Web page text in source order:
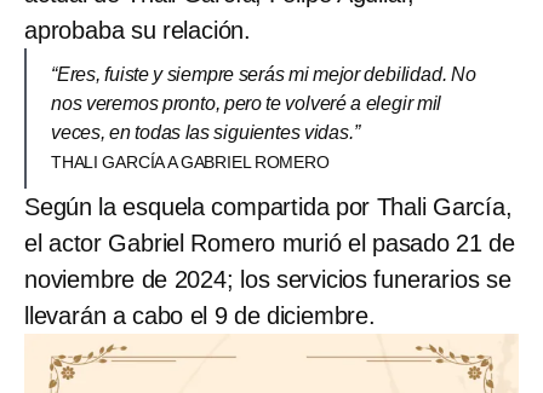
aprobaba su relación.
“Eres, fuiste y siempre serás mi mejor debilidad. No
nos veremos pronto, pero te volveré a elegir mil
veces, en todas las siguientes vidas.”
THALI GARCÍA A GABRIEL ROMERO
Según la esquela compartida por Thali García,
el actor Gabriel Romero murió el pasado 21 de
noviembre de 2024; los servicios funerarios se
llevarán a cabo el 9 de diciembre.